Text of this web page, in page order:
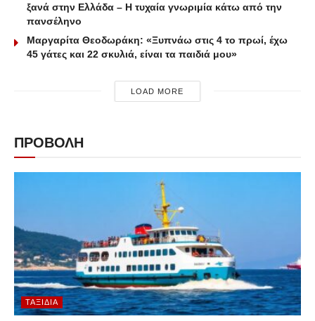
ξανά στην Ελλάδα – Η τυχαία γνωριμία κάτω από την
πανσέληνο
Μαργαρίτα Θεοδωράκη: «Ξυπνάω στις 4 το πρωί, έχω
45 γάτες και 22 σκυλιά, είναι τα παιδιά μου»
LOAD MORE
ΠΡΟΒΟΛΗ
ΤΑΞΊΔΙΑ